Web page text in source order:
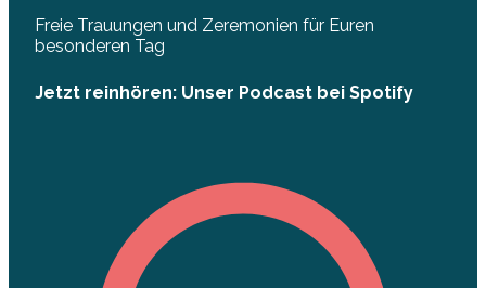
Freie Trauungen und Zeremonien für Euren
besonderen Tag
Jetzt reinhören: Unser Podcast bei Spotify